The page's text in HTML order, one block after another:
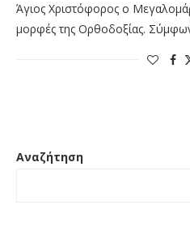
Άγιος Χριστόφορος ο
μορφές της Ορθοδοξίας.
Αναζήτηση